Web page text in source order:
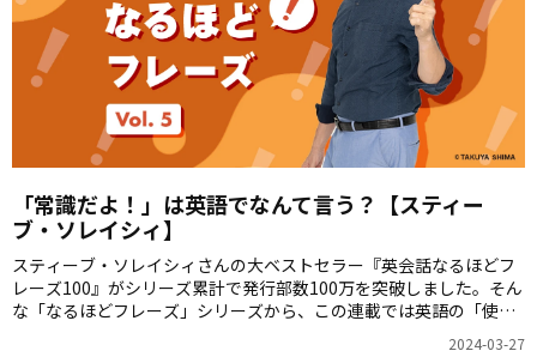
「常識だよ！」は英語でなんて言う？【スティー
ブ・ソレイシィ】
スティーブ・ソレイシィさんの大ベストセラー『英会話なるほどフ
レーズ100』がシリーズ累計で発行部数100万を突破しました。そん
な「なるほどフレーズ」シリーズから、この連載では英語の「使え
る裏技」を隔週でご紹介します。第5回は「常識だよ！」をお届けし
2024-03-27